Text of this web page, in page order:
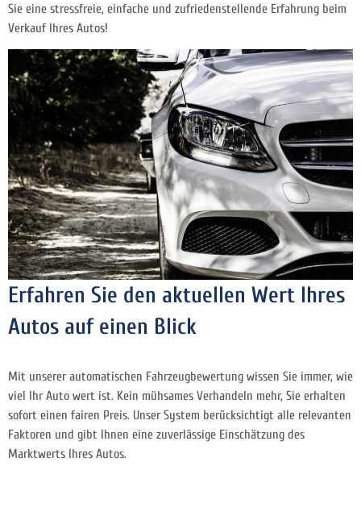
Sie eine stressfreie, einfache und zufriedenstellende Erfahrung beim
Verkauf Ihres Autos!
Erfahren Sie den aktuellen Wert Ihres
Autos auf einen Blick
Mit unserer automatischen Fahrzeugbewertung wissen Sie immer, wie
viel Ihr Auto wert ist. Kein mühsames Verhandeln mehr, Sie erhalten
sofort einen fairen Preis. Unser System berücksichtigt alle relevanten
Faktoren und gibt Ihnen eine zuverlässige Einschätzung des
Marktwerts Ihres Autos.